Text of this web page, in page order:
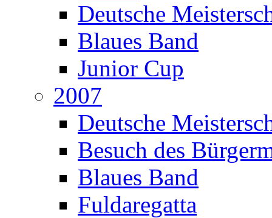
Deutsche
Blaues Band
Junior Cup
2007
Deutsche
Besuch des
Blaues Band
Fuldaregatta